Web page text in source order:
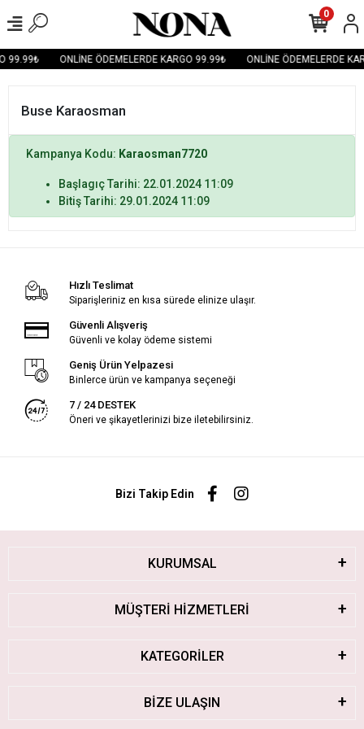
99.99₺ ONLİNE ÖDEMELERDE KARGO 99.99₺ ONLİNE ÖDEMELERDE
0
Buse Karaosman
Kampanya Kodu: Karaosman7720
Başlagıç Tarihi: 22.01.2024 11:09
Bitiş Tarihi: 29.01.2024 11:09
Hızlı Teslimat
Siparişleriniz en kısa sürede elinize ulaşır.
Güvenli Alışveriş
Güvenli ve kolay ödeme sistemi
Geniş Ürün Yelpazesi
Binlerce ürün ve kampanya seçeneği
7 / 24 DESTEK
Öneri ve şikayetlerinizi bize iletebilirsiniz.
Bizi Takip Edin
KURUMSAL
MÜŞTERİ HİZMETLERİ
KATEGORİLER
BİZE ULAŞIN